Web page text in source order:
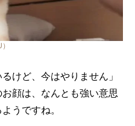
けど、今はやりません」
顔は、なんとも強い意思
うですね。